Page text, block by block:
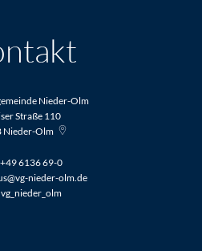
Nieder-Olm
Straße 110
Nieder-Olm
+49 6136 69-0
nieder-olm.de
vg_nieder_olm